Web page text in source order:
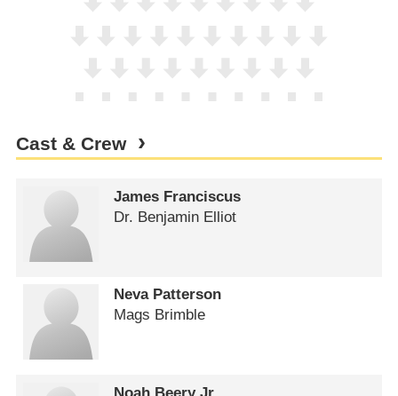
Cast & Crew
James Franciscus
Dr. Benjamin Elliot
Neva Patterson
Mags Brimble